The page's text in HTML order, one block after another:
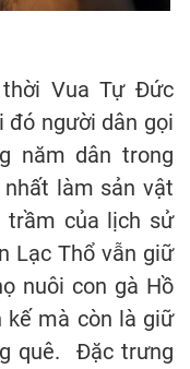
Vua Tự Đức
đó người dân gọi
năm dân trong
làm sản vật
trầm của lịch sử
Lạc Thổ vẫn giữ
nuôi con gà Hồ
kế mà còn là giữ
quê. Đặc trưng